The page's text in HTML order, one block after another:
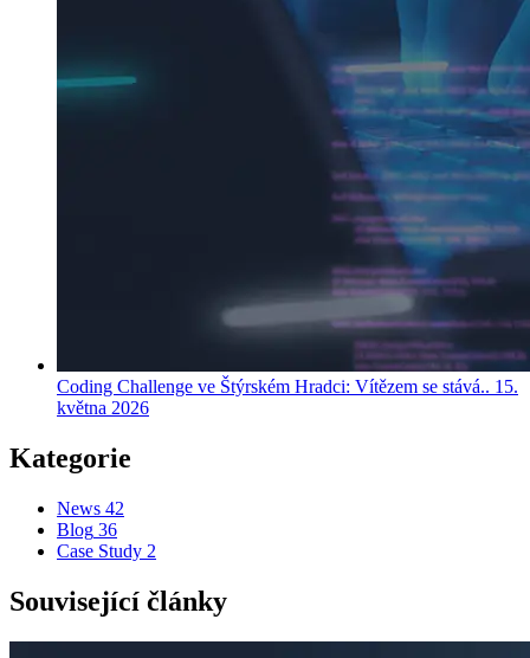
Coding Challenge ve Štýrském Hradci: Vítězem se stává.. 15.
května 2026
Kategorie
News 42
Blog 36
Case Study 2
Související články